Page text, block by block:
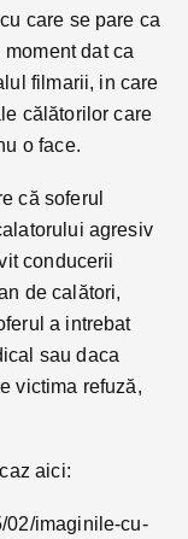
care se pare ca
dat ca
filmarii, in care
călătorilor care
o face.
că soferul
agresiv
conducerii
de calători,
a intrebat
sau daca
victima refuză,
aici:
02/imaginile-cu-